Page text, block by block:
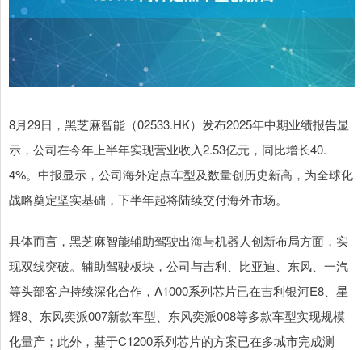
8月29日，黑芝麻智能（02533.HK）发布2025年中期业绩报告显
示，公司在今年上半年实现营业收入2.53亿元，同比增长40.
4%。中报显示，公司海外定点车型及数量创历史新高，为全球化
战略奠定坚实基础，下半年起将陆续交付海外市场。
具体而言，黑芝麻智能辅助驾驶出海与机器人创新布局方面，实
现双线突破。辅助驾驶板块，公司与吉利、比亚迪、东风、一汽
等头部客户持续深化合作，A1000系列芯片已在吉利银河E8、星
耀8、东风奕派007新款车型、东风奕派008等多款车型实现规模
化量产；此外，基于C1200系列芯片的方案已在多城市完成测